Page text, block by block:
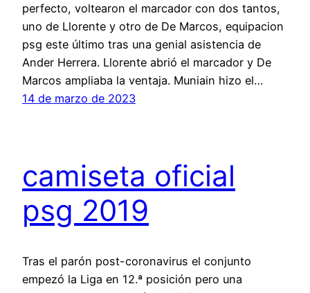
perfecto, voltearon el marcador con dos tantos,
uno de Llorente y otro de De Marcos, equipacion
psg este último tras una genial asistencia de
Ander Herrera. Llorente abrió el marcador y De
Marcos ampliaba la ventaja. Muniain hizo el…
14 de marzo de 2023
camiseta oficial
psg 2019
Tras el parón post-coronavirus el conjunto
empezó la Liga en 12.ª posición pero una